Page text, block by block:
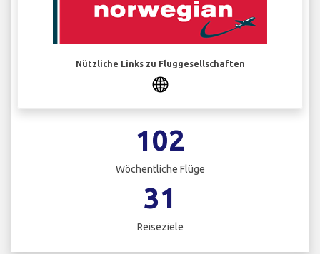
Nützliche Links zu Fluggesellschaften
102
Wöchentliche Flüge
31
Reiseziele